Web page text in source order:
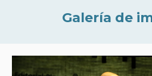
Galería de